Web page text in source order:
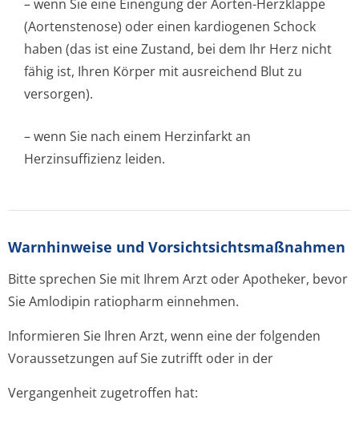
– wenn Sie eine Einengung der Aorten-Herzklappe
(Aortenstenose) oder einen kardiogenen Schock
haben (das ist eine Zustand, bei dem Ihr Herz nicht
fähig ist, Ihren Körper mit ausreichend Blut zu
versorgen).
– wenn Sie nach einem Herzinfarkt an
Herzinsuffizienz leiden.
Warnhinweise und Vorsichtsichtsm­aßnahmen
Bitte sprechen Sie mit Ihrem Arzt oder Apotheker, bevor
Sie Amlodipin ratiopharm einnehmen.
Informieren Sie Ihren Arzt, wenn eine der folgenden
Voraussetzungen auf Sie zutrifft oder in der
Vergangenheit zugetroffen hat: